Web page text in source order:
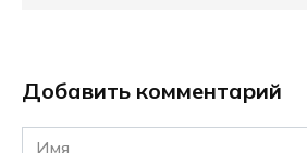
Добавить комментарий
Имя